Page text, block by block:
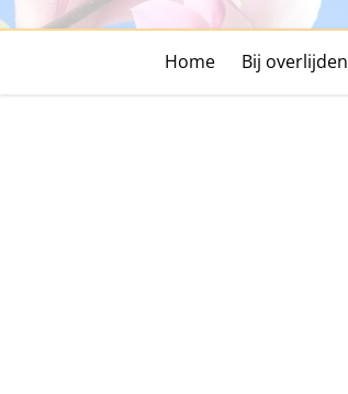
Home Bij overlijden